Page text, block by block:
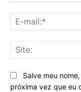
Salve meu
próxima vez que eu